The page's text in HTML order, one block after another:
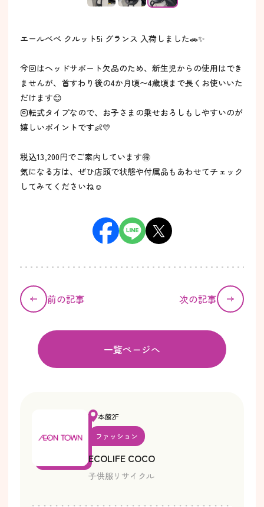
エールべべ クルット5i グランス 入荷しました🚗✨
今回はヘッドサポート欠品のため、新生児からの使用はでき
ませんが、首すわり後の4か月頃〜4歳頃まで長くお使いいた
だけます😊
回転式タイプなので、お子さまの乗せおろしもしやすいのが
嬉しいポイントです👶💛
税込13,200円でご案内しています🉐
気になる方は、ぜひ店頭で状態や付属品もあわせてチェック
してみてくださいね☺️
前の記事 次の記事
一覧ページへ
本館2F
ファッション
ECOLIFE COCO
子供服リサイクル